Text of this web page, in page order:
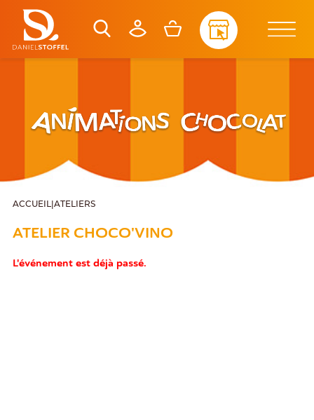
ACCUEIL| ATELIERS
ATELIER CHOCO'VINO
L'événement est déjà passé.